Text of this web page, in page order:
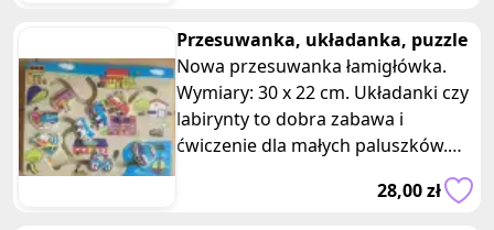
Przesuwanka, układanka, puzzle
Nowa przesuwanka łamigłówka.
Wymiary: 30 x 22 cm. Układanki czy
labirynty to dobra zabawa i
ćwiczenie dla małych paluszków.
Dzięki tej układance dziecko będzie
28,00 zł